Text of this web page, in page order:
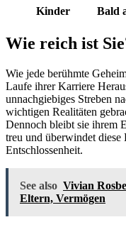
Kinder
Bald
Wie reich ist
Wie jede berühmte
Laufe ihrer Karriere
unnachgiebiges Streben
wichtigen Realitäten
Dennoch bleibt sie ihrem
treu und überwindet
Entschlossenheit.
See also Vivian
Eltern, Vermögen